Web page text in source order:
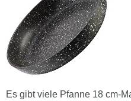
Es gibt viele Pfanne 18 cm-